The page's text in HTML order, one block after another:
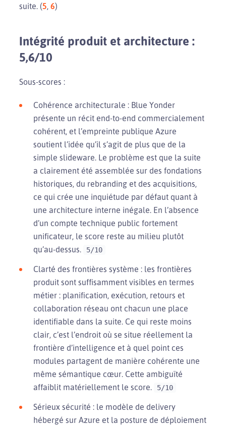
suite. (5, 6)
Intégrité produit et architecture :
5,6/10
Sous-scores :
Cohérence architecturale : Blue Yonder
présente un récit end-to-end commercialement
cohérent, et l’empreinte publique Azure
soutient l’idée qu’il s’agit de plus que de la
simple slideware. Le problème est que la suite
a clairement été assemblée sur des fondations
historiques, du rebranding et des acquisitions,
ce qui crée une inquiétude par défaut quant à
une architecture interne inégale. En l’absence
d’un compte technique public fortement
unificateur, le score reste au milieu plutôt
qu’au-dessus.
5/10
Clarté des frontières système : les frontières
produit sont suffisamment visibles en termes
métier : planification, exécution, retours et
collaboration réseau ont chacun une place
identifiable dans la suite. Ce qui reste moins
clair, c’est l’endroit où se situe réellement la
frontière d’intelligence et à quel point ces
modules partagent de manière cohérente une
même sémantique cœur. Cette ambiguïté
affaiblit matériellement le score.
5/10
Sérieux sécurité : le modèle de delivery
hébergé sur Azure et la posture de déploiement